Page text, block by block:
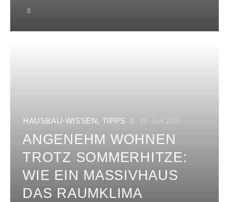
HAUSBAU-WISSEN, TIPPS 15. Juni 2026
ANGENEHM WOHNEN
TROTZ SOMMERHITZE:
WIE EIN MASSIVHAUS
DAS RAUMKLIMA